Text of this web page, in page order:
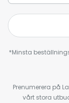
*Minsta
Prenumerera på
vårt stora